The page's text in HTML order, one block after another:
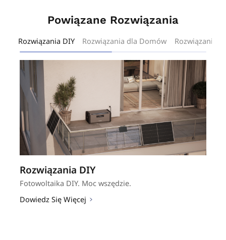
Powiązane Rozwiązania
DIY Rozwiązania dla Domów Rozwiązania Komercyjne i
Rozwiązania DIY
Fotowoltaika DIY. Moc wszędzie.
Dowiedz Się Więcej
Rozwiązania dla Domów
Magazyny solarne zasilane inteligentnym
Rozwiązania Komercyjne i Przemysłowe
Inteligentne skalowanie to duże zyski.
Dowiedz Się Więcej
Rozwiązania Wielkoskalowe
Duże rozwiązania. Większy zwrot.
Dowiedz Się Więcej